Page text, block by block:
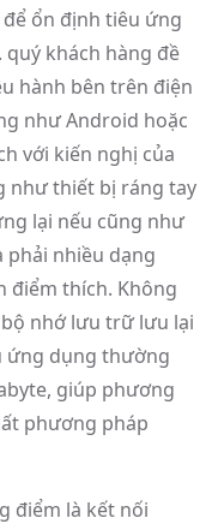
ổn định tiêu ứng
khách hàng đề
hành bên trên điện
như Android hoặc
với kiến nghị của
như thiết bị ráng tay
lại nếu cũng như
phải nhiều dạng
điểm thích. Không
nhớ lưu trữ lưu lại
ứng dụng thường
giúp phương
phương pháp
điểm là kết nối